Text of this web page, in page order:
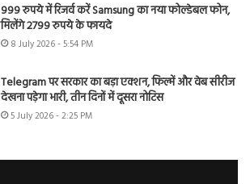
999 रुपये में रिजर्व करें Samsung का नया फोल्डेबल फोन,
मिलेंगे 2799 रुपये के फायदे
8 July 2026 - 5:54 PM
Telegram पर सरकार का बड़ा एक्शन, फिल्में और वेब सीरीज
देखना पड़ेगा भारी, तीन दिनों में दूसरा नोटिस
5 July 2026 - 2:25 PM